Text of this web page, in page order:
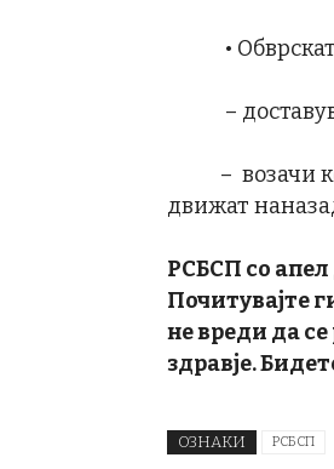
• Обврската
–
– возачи
движат
РСБСП со апел
Почитувајте
не вреди да
здравје.
ОЗНАКИ РСБСП